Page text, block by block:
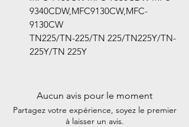
9340CDW,MFC9130CW,MFC-
9130CW
TN225/TN-225/TN 225/TN225Y/TN-
225Y/TN 225Y
Aucun avis pour le moment
Partagez votre expérience, soyez le premier
à laisser un avis.